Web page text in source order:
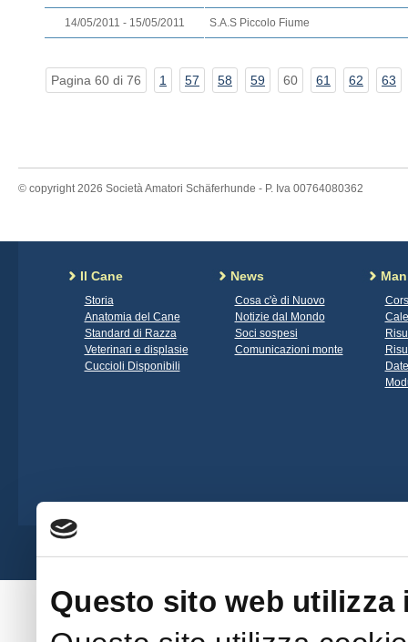
Questo sito web utilizza
14/05/2011 - 15/05/2011 S.A.S Piccolo Fiume
Pagina 60 di 76 1 57 58 59 60 61 62 63
© copyright 2026 Società Amatori Schäferhunde - P. Iva 00764080362
Il Cane
Storia
Anatomia del Cane
Standard di Razza
Veterinari e displasie
Cuccioli Disponibili
News
Cosa c'è di Nuovo
Notizie dal Mondo
Soci sospesi
Comunicazioni monte